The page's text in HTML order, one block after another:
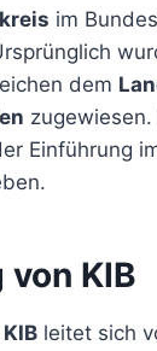
im
dem
zugewiesen.
Einführung
KIB
leitet sich